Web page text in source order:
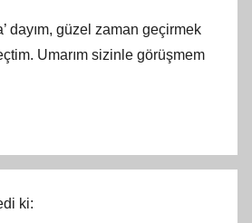
dayım, güzel zaman geçirmek
Umarım sizinle görüşmem
ki: